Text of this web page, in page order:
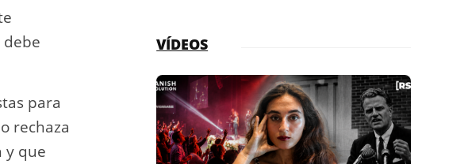
debe
para
rechaza
y que
VÍDEOS